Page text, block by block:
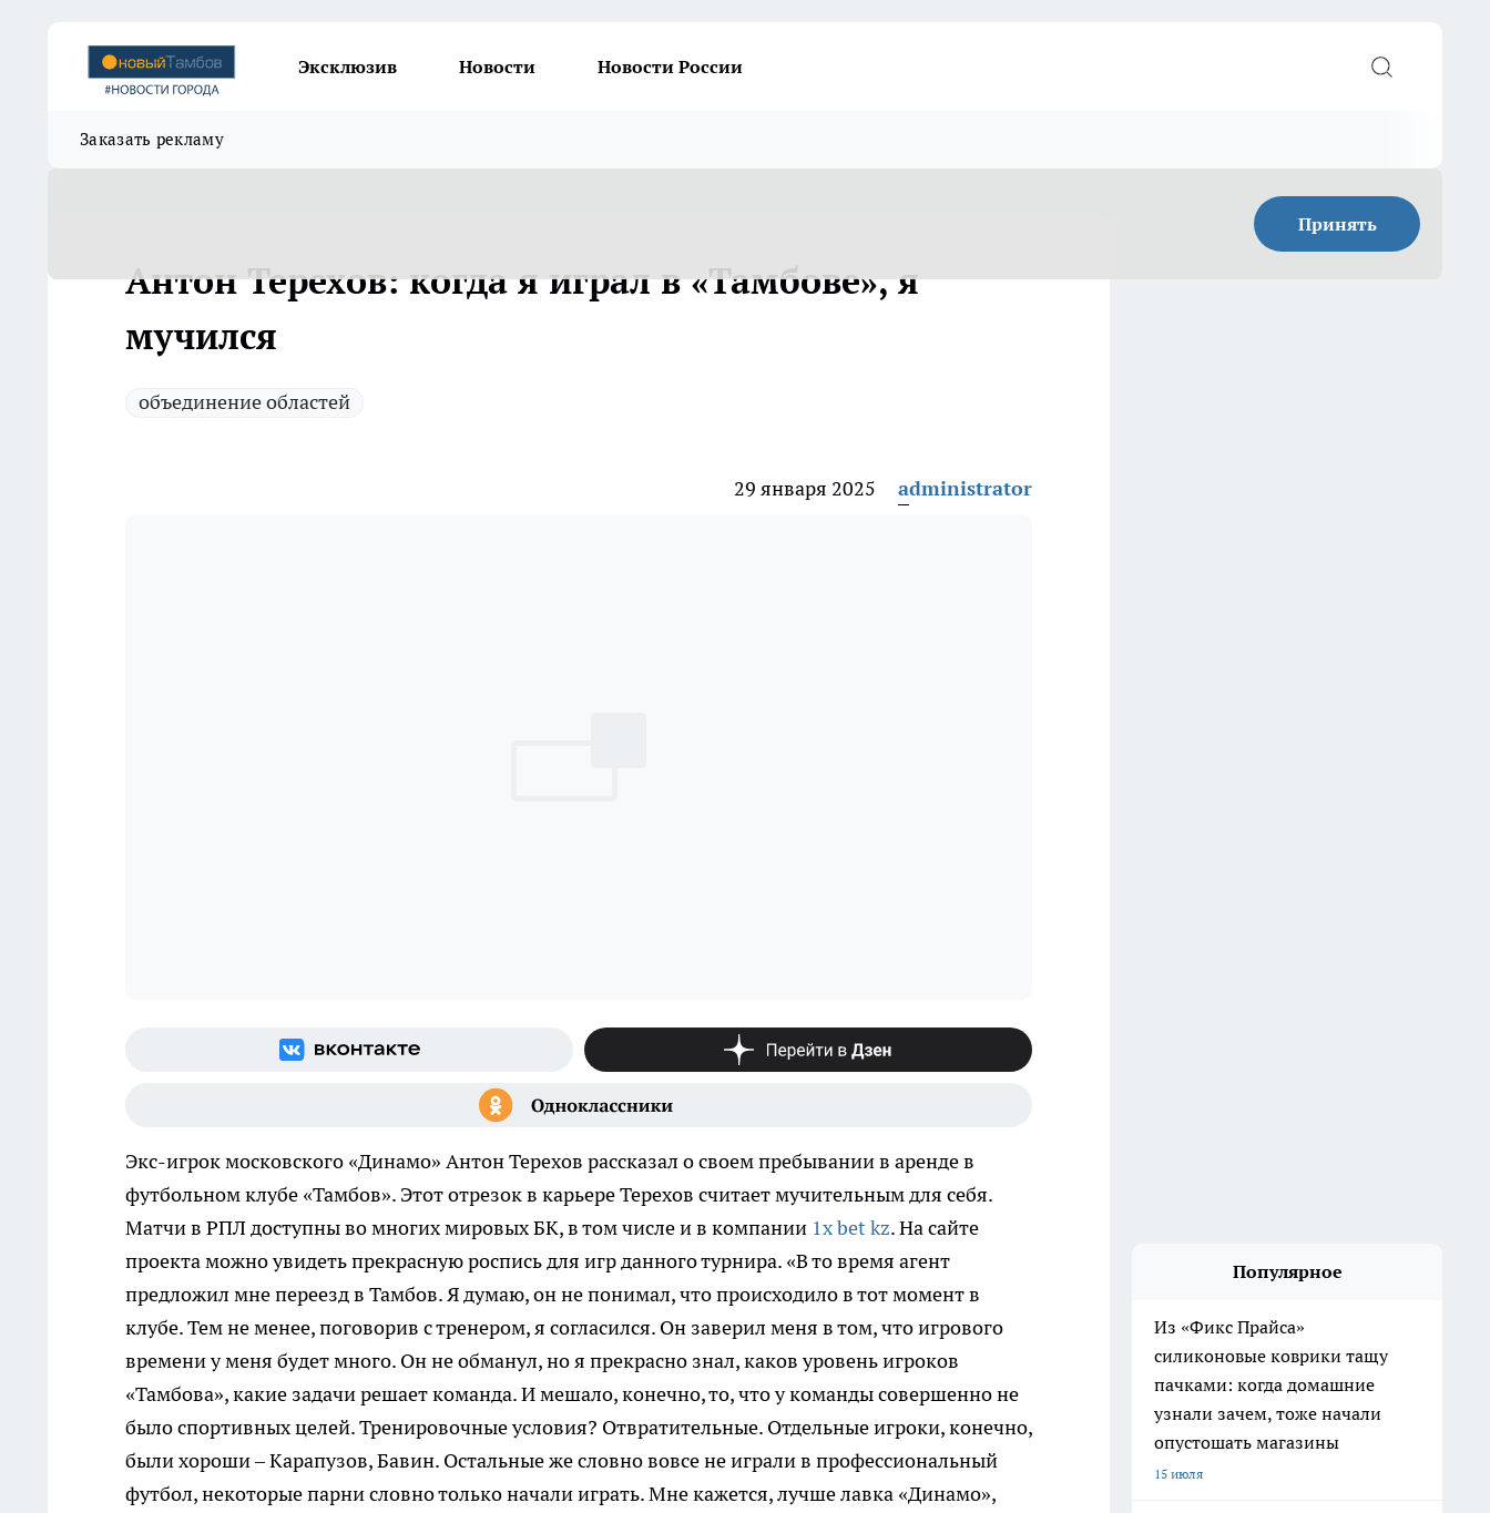
Эксклюзив Новости Новости России
Заказать рекламу
Принять
Антон Терехов: когда я играл в «Тамбове», я
мучился
объединение областей
29 января 2025 administrator
Экс-игрок московского «Динамо» Антон Терехов рассказал о своем пребывании в аренде в
футбольном клубе «Тамбов». Этот отрезок в карьере Терехов считает мучительным для себя.
Матчи в РПЛ доступны во многих мировых БК, в том числе и в компании 1x bet kz. На сайте
проекта можно увидеть прекрасную роспись для игр данного турнира. «В то время агент
предложил мне переезд в Тамбов. Я думаю, он не понимал, что происходило в тот момент в
клубе. Тем не менее, поговорив с тренером, я согласился. Он заверил меня в том, что игрового
времени у меня будет много. Он не обманул, но я прекрасно знал, каков уровень игроков
«Тамбова», какие задачи решает команда. И мешало, конечно, то, что у команды совершенно не
было спортивных целей. Тренировочные условия? Отвратительные. Отдельные игроки, конечно,
были хороши – Карапузов, Бавин. Остальные же словно вовсе не играли в профессиональный
футбол, некоторые парни словно только начали играть. Мне кажется, лучше лавка «Динамо»,
Популярное
Из «Фикс Прайса»
силиконовые коврики тащу
пачками: когда домашние
узнали зачем, тоже начали
опустошать магазины
15 июля